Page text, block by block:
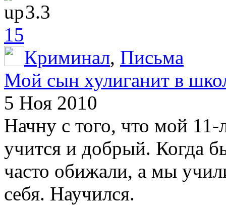
3.3
15
Криминал, Письма
Мой сын хулиганит в
5 Ноя 2010
Начну с того, что мой
учится и добрый. Когда
часто обижали, а мы
себя. Научился.